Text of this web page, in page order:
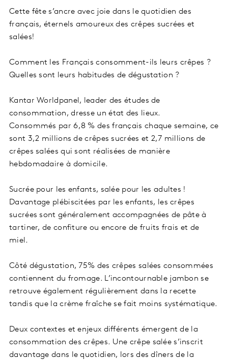
Cette fête s’ancre avec joie dans le quotidien des
français, éternels amoureux des crêpes sucrées et
salées!
Comment les Français consomment-ils leurs crêpes ?
Quelles sont
leurs habitudes de dégustation ?
Kantar Worldpanel, leader des études de
consommation, dresse un état des lieux.
Consommés par 6,8 % des français chaque semaine, ce
sont 3,2 millions de crêpes sucrées et 2,7 millions de
crêpes salées qui sont réalisées de manière
hebdomadaire à domicile.
Sucrée pour les enfants, salée pour les adultes !
Davantage plébiscitées par les enfants, les crêpes
sucréessont généralement accompagnées de pâte à
tartiner, de confiture ou encore de fruits frais et de
miel.
Côté dégustation, 75% des crêpes salées consommées
contiennent du fromage. L’incontournable jambon se
retrouve également régulièrement dans la recette
tandis que la crème fraîche se fait moins systématique.
Deux contextes et enjeux différents émergent de la
consommation des crêpes. Une crêpe salée s’inscrit
davantage dans le quotidien, lors des dîners de la